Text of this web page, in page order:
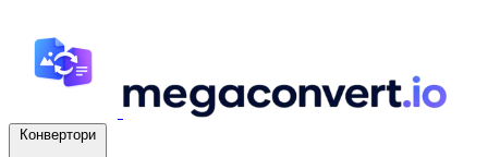
Конвертори